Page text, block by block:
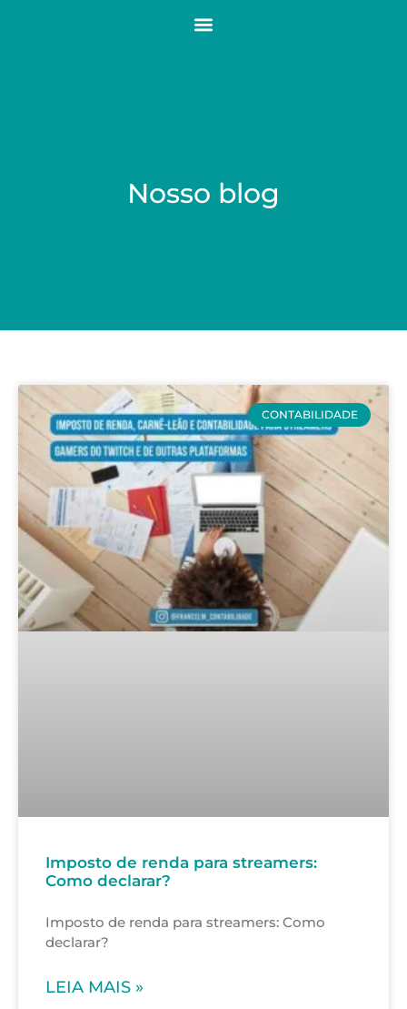
Nosso blog
CONTABILIDADE
Imposto de renda para streamers:
Como declarar?
Imposto de renda para streamers: Como
declarar?
LEIA MAIS »